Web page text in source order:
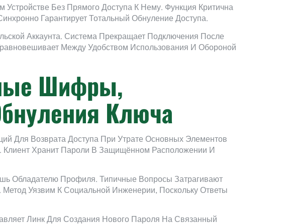
Без Прямого Доступа К Нему. Функция Критична
Гарантирует Тотальный Обнуление Доступа.
Аккаунта. Система Прекращает Подключения После
Между Удобством Использования И Обороной
Шифры,
Ключа
Для Возврата Доступа При Утрате Основных Элементов
Клиент Хранит Пароли В Защищённом Расположении И
Обладателю Профиля. Типичные Вопросы Затрагивают
Уязвим К Социальной Инженерии, Поскольку Ответы
Линк Для Создания Нового Пароля На Связанный